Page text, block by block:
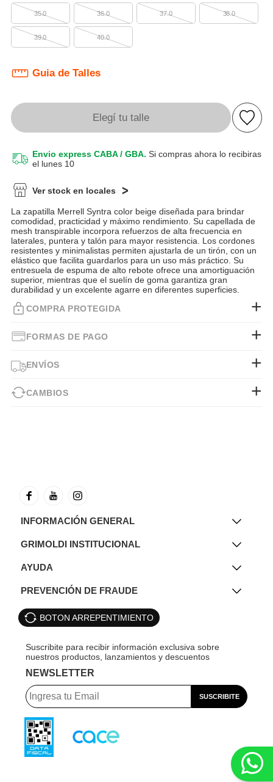
35.0 36.0 37.0 38.0
39.0 40.0
Guia de Talles
Elegí tu talle
Envio express CABA / GBA. Si compras ahora lo recibiras
el lunes 10
Ver stock en locales
La zapatilla Merrell Syntra color beige diseñada para brindar
comodidad, practicidad y máximo rendimiento. Su capellada de
mesh transpirable incorpora refuerzos de alta frecuencia en
laterales, puntera y talón para mayor resistencia. Los cordones
resistentes y minimalistas permiten ajustarla de un tirón, con un
elástico que facilita guardarlos para un uso más práctico. Su
entresuela de espuma de alto rebote ofrece una amortiguación
superior, mientras que el suelín de goma garantiza gran
durabilidad y un excelente agarre en diferentes superficies.
COMPRA PROTEGIDA
FORMAS DE PAGO
ENVÍOS
CAMBIOS
INFORMACIÓN GENERAL
GRIMOLDI INSTITUCIONAL
AYUDA
PREVENCIÓN DE FRAUDE
BOTON ARREPENTIMIENTO
NEWSLETTER